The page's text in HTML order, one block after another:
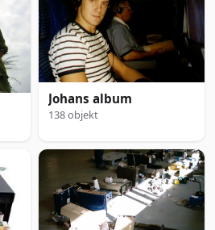
Johans album
138 objekt